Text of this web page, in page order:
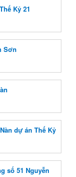
Kỷ 21
Sơn
dự án Thế Kỷ
số 51 Nguyễn